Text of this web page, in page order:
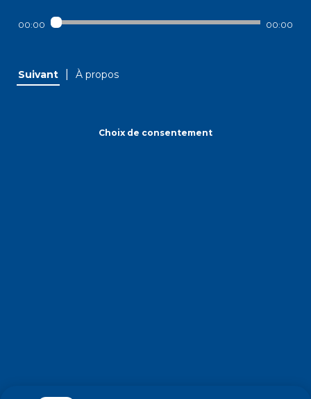
00:00 00:00
Suivant À propos
Choix de consentement